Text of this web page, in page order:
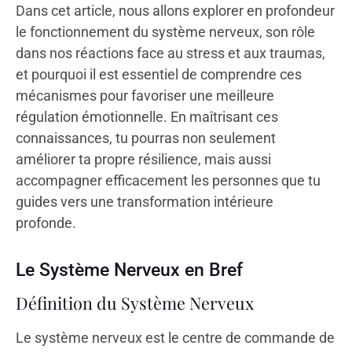
Dans cet article, nous allons explorer en profondeur
le fonctionnement du système nerveux, son rôle
dans nos réactions face au stress et aux traumas,
et pourquoi il est essentiel de comprendre ces
mécanismes pour favoriser une meilleure
régulation émotionnelle. En maîtrisant ces
connaissances, tu pourras non seulement
améliorer ta propre résilience, mais aussi
accompagner efficacement les personnes que tu
guides vers une transformation intérieure
profonde.
Le Système Nerveux en Bref
Définition du Système Nerveux
Le système nerveux est le centre de commande de